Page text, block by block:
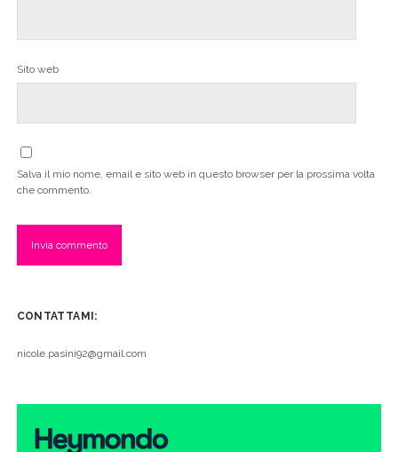
Sito web
Salva il mio nome, email e sito web in questo browser per la prossima volta
che commento.
CONTATTAMI:
nicole.pasini92@gmail.com